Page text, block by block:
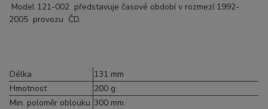
Model 121-002 představuje časové období v rozmezí 1992-
2005 provozu ČD.
Délka
131 mm
Hmotnost
200 g
Min. poloměr oblouku 300 mm